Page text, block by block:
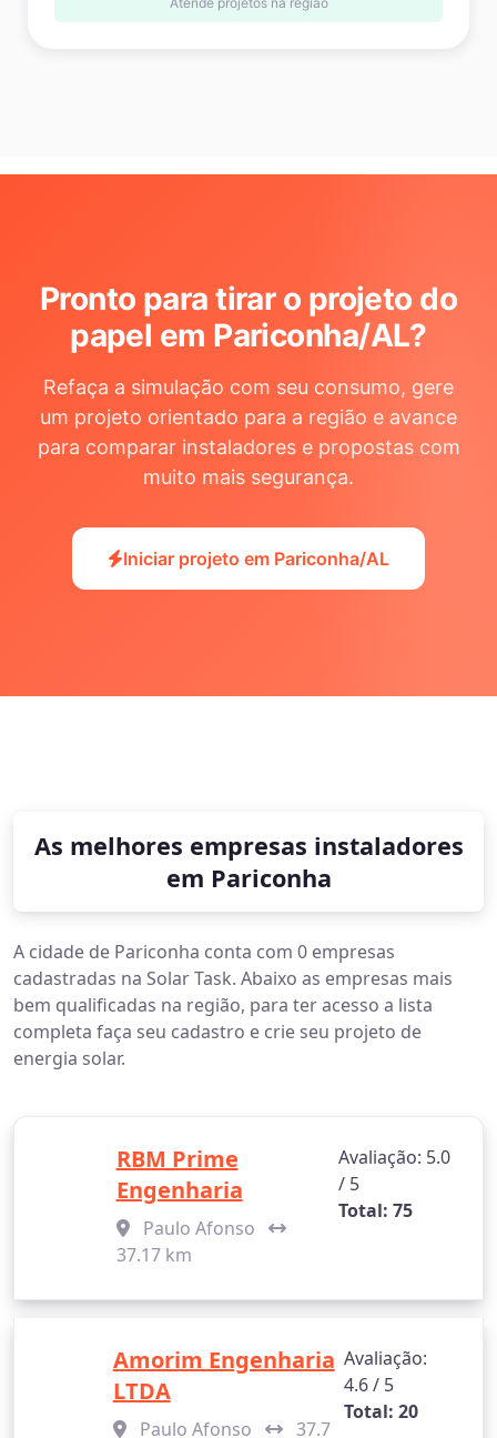
Pronto para tirar o projeto do
papel em Pariconha/AL?
Refaça a simulação com seu consumo, gere
um projeto orientado para a região e avance
para comparar instaladores e propostas com
muito mais segurança.
Iniciar projeto em Pariconha/AL
As melhores empresas instaladores
em Pariconha
A cidade de Pariconha conta com 0 empresas
cadastradas na Solar Task. Abaixo as empresas mais
bem qualificadas na região, para ter acesso a lista
completa faça seu cadastro e crie seu projeto de
energia solar.
RBM Prime
Engenharia
Paulo Afonso
37.17 km
Avaliação: 5.0
/ 5
Total: 75
Amorim Engenharia
LTDA
Paulo Afonso 37.7
Avaliação:
4.6 / 5
Total: 20